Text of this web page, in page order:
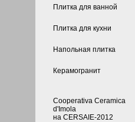
Плитка для ванной
Плитка для кухни
Напольная плитка
Керамогранит
Cooperativa Ceramica
d'Imola
на CERSAIE-2012